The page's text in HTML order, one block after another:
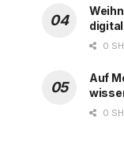
0
Auf
0